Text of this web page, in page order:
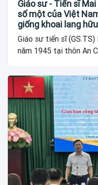
Giáo sư - Tiến sĩ
số một của Việt
giống khoai lang
Giáo sư tiến sĩ
năm 1945 tại thôn An